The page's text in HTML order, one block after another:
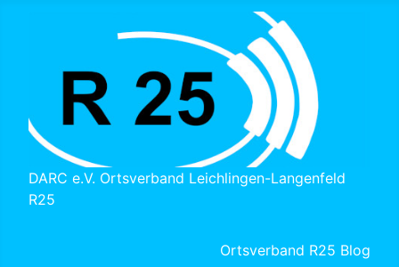
DARC e.V. Ortsverband Leichlingen-Langenfeld
R25
Ortsverband R25 Blog